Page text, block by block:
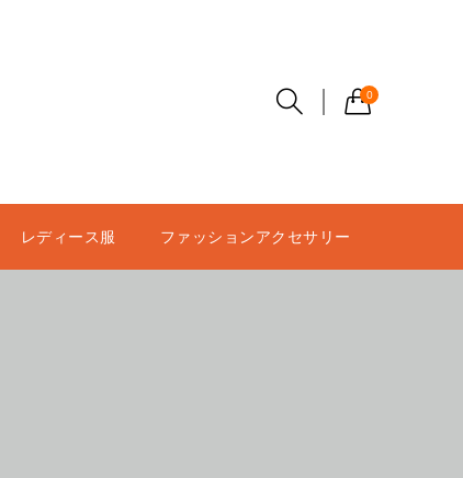
0
レディース服 ファッションアクセサリー